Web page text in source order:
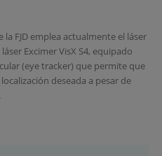
FJD emplea actualmente el láser
Excimer VisX S4, equipado
(eye tracker) que permite que
deseada a pesar de